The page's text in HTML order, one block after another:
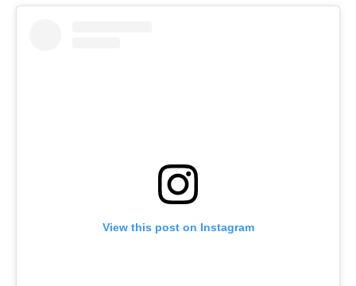
View this post on Instagram